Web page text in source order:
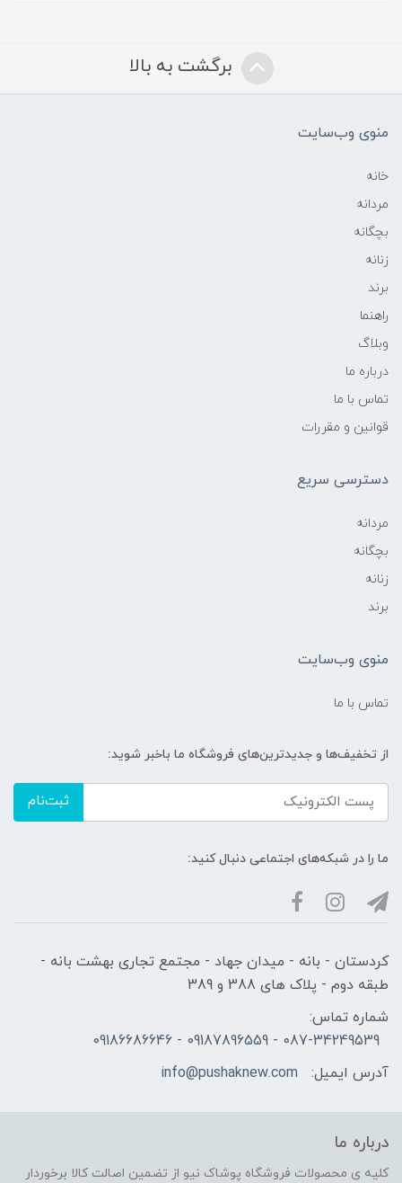
برگشت به بالا
منوی وب‌سایت
خانه
مردانه
بچگانه
زنانه
برند
راهنما
وبلاگ
درباره ما
تماس با ما
قوانین و مقررات
دسترسی سریع
مردانه
بچگانه
زنانه
برند
منوی وب‌سایت
تماس با ما
از تخفیف‌ها و جدیدترین‌های فروشگاه ما باخبر شوید:
ثبت‌نام
ما را در شبکه‌های اجتماعی دنبال کنید:
کردستان - بانه - میدان جهاد - مجتمع تجاری بهشت بانه -
طبقه دوم - پلاک های 388 و 389
شماره تماس:
087-34249539 - 09187896559 - 09186686646
آدرس ایمیل:
info@pushaknew.com
درباره ما
کلیه ی محصولات فروشگاه پوشاک نیو از تضمین اصالت کالا برخوردار